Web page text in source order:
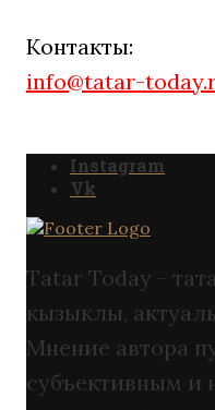
Контакты:
info@tatar-
Instagram
Vk
Tatar Today -
кызыклы,
Мнение автора
субъективным и